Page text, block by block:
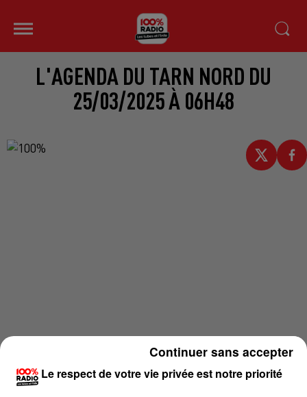
L'AGENDA DU TARN NORD DU
25/03/2025 À 06H48
Le respect de votre vie privée est notre priorité
Continuer sans accepter